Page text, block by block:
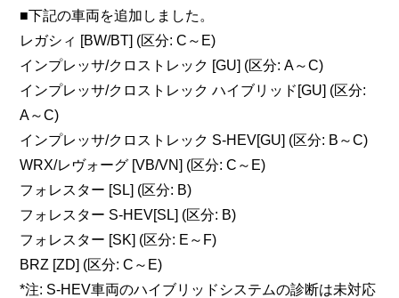
■下記の車両を追加しました。
レガシィ [BW/BT] (区分: C～E)
インプレッサ/クロストレック [GU] (区分: A～C)
インプレッサ/クロストレック ハイブリッド[GU] (区分:
A～C)
インプレッサ/クロストレック S-HEV[GU] (区分: B～C)
WRX/レヴォーグ [VB/VN] (区分: C～E)
フォレスター [SL] (区分: B)
フォレスター S-HEV[SL] (区分: B)
フォレスター [SK] (区分: E～F)
BRZ [ZD] (区分: C～E)
*注: S-HEV車両のハイブリッドシステムの診断は未対応